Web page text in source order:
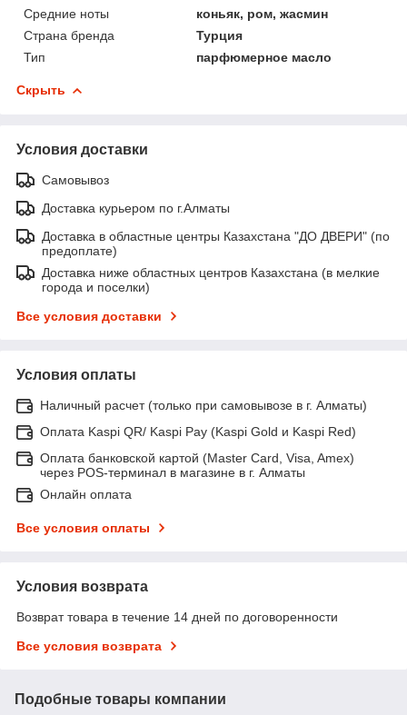
Средние ноты
коньяк, ром, жасмин
Страна бренда
Турция
Тип
парфюмерное масло
Скрыть
Условия доставки
Самовывоз
Доставка курьером по г.Алматы
Доставка в областные центры Казахстана "ДО ДВЕРИ" (по
предоплате)
Доставка ниже областных центров Казахстана (в мелкие
города и поселки)
Все условия доставки
Условия оплаты
Наличный расчет (только при самовывозе в г. Алматы)
Оплата Kaspi QR/ Kaspi Pay (Kaspi Gold и Kaspi Red)
Оплата банковской картой (Master Card, Visa, Amex)
через POS-терминал в магазине в г. Алматы
Онлайн оплата
Все условия оплаты
Условия возврата
Возврат товара в течение 14 дней по договоренности
Все условия возврата
Подобные товары компании